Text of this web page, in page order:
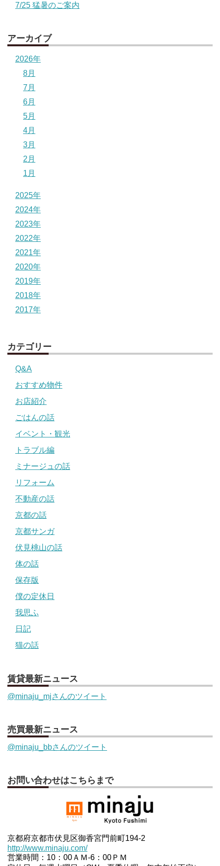
7/25 猛暑のご案内
アーカイブ
2026年
8月
7月
6月
5月
4月
3月
2月
1月
2025年
2024年
2023年
2022年
2021年
2020年
2019年
2018年
2017年
カテゴリー
Q&A
おすすめ物件
お店紹介
ごはんの話
イベント・観光
トラブル編
ミナージュの話
リフォーム
不動産の話
京都の話
京都サンガ
伏見桃山の話
体の話
保存版
僕の定休日
我思ふ
日記
猫の話
賃貸最新ニュース
@minaju_mjさんのツイート
売買最新ニュース
@minaju_bbさんのツイート
お問い合わせはこちらまで
京都府京都市伏見区御香宮門前町194-2
http://www.minaju.com/
営業時間：10：00ＡＭ-6：00ＰＭ